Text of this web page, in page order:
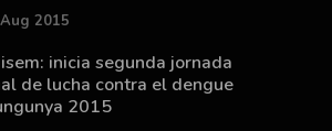
2015
inicia segunda jornada
de lucha contra el dengue
2015